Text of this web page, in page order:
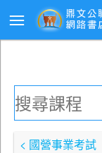
< 國營事業考試